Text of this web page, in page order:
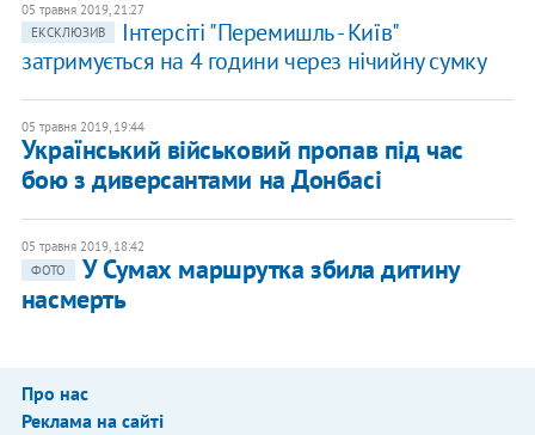
05 травня 2019, 21:27
ЕКСКЛЮЗИВ
Інтерсіті "Перемишль - Київ"
затримується на 4 години через нічийну сумку
05 травня 2019, 19:44
Український військовий пропав під час
бою з диверсантами на Донбасі
05 травня 2019, 18:42
ФОТО
У Сумах маршрутка збила дитину
насмерть
Про нас
Реклама на сайті